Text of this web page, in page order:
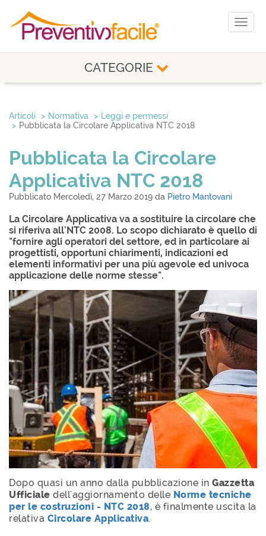
CATEGORIE
Articoli Normativa
Leggi e permessi
Pubblicata la Circolare Applicativa NTC 2018
Pubblicata la Circolare
Applicativa NTC 2018
Pubblicato Mercoledì, 27 Marzo 2019 da Pietro Mantovani
La Circolare Applicativa va a sostituire la circolare che
si riferiva all'NTC 2008. Lo scopo dichiarato è quello di
"fornire agli operatori del settore, ed in particolare ai
progettisti, opportuni chiarimenti, indicazioni ed
elementi informativi per una più agevole ed univoca
applicazione delle norme stesse".
Dopo quasi un anno dalla pubblicazione in Gazzetta
Ufficiale dell'aggiornamento delle Norme tecniche
per le costruzioni - NTC 2018, è finalmente uscita la
relativa Circolare Applicativa.